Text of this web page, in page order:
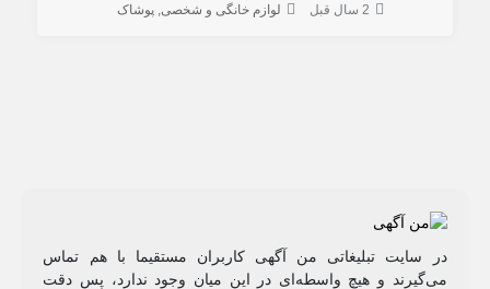
2 سال قبل لوازم خانگی و شخصی پوشاک
در سایت تبلیغاتی من آگهی کاربران مستقیما با هم تماس
می‌گیرند و هیچ واسطه‌ای در این میان وجود ندارد، پس دقت